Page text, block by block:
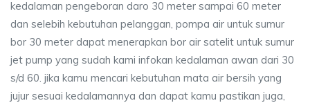
kedalaman pengeboran daro 30 meter sampai 60 meter
dan selebih kebutuhan pelanggan, pompa air untuk sumur
bor 30 meter dapat menerapkan bor air satelit untuk sumur
jet pump yang sudah kami infokan kedalaman awan dari 30
s/d 60. jika kamu mencari kebutuhan mata air bersih yang
jujur sesuai kedalamannya dan dapat kamu pastikan juga,